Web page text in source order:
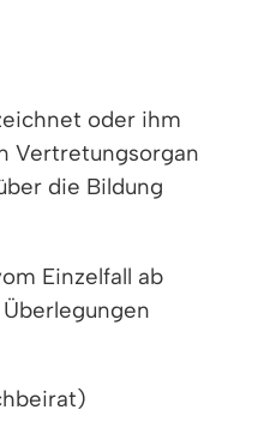
oder ihm
Vertretungsorgan
die Bildung
Einzelfall ab